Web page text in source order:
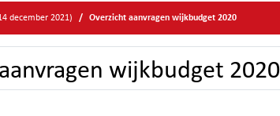
december 2021) Overzicht aanvragen wijkbudget 2020
wijkbudget 2020